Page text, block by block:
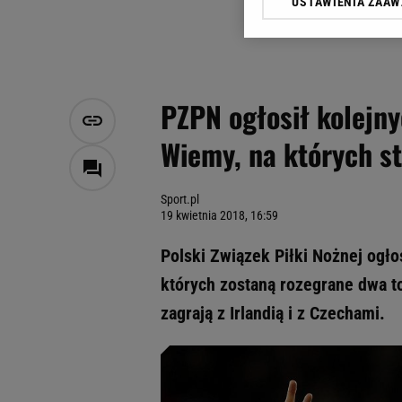
PZPN ogłosił
Wiemy, na których
Sport.pl
19 kwietnia 2018, 16:59
Polski Związek Piłki Nożnej
których zostaną rozegrane dwa
zagrają z Irlandią i z Czechami.
Klikając „Akceptuję”
Zaufanych Partnerów i
My, nasi Zaufani
Użycie dokładnych
Przechowywanie